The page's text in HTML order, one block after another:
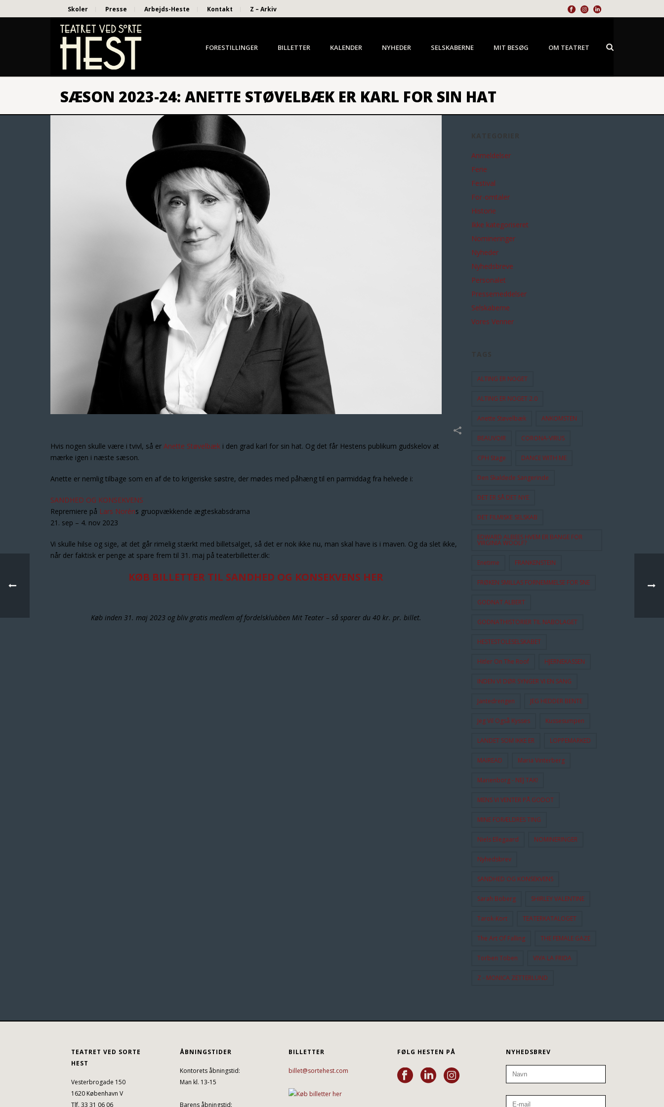
Skoler Presse Arbejds-Heste Kontakt Z – Arkiv
FORESTILLINGER BILLETTER KALENDER NYHEDER SELSKABERNE MIT BESØG OM TEATRET
SÆSON 2023-24: ANETTE STØVELBÆK ER KARL FOR SIN HAT
Hvis nogen skulle være i tvivl, så er Anette Støvelbæk i den grad karl for sin hat. Og det får Hestens publikum gudskelov at
mærke igen i næste sæson.
Anette er nemlig tilbage som en af de to krigeriske søstre, der mødes med påhæng til en parmiddag fra helvede i:
SANDHED OG KONSEKVENS
Repremiere på Lars Noréns gruopvækkende ægteskabsdrama
21. sep – 4. nov 2023
Vi skulle hilse og sige, at det går rimelig stærkt med billetsalget, så det er nok ikke nu, man skal have is i maven. Og da slet ikke,
når der faktisk er penge at spare frem til 31. maj på teaterbilletter.dk:
KØB BILLETTER TIL SANDHED OG KONSEKVENS HER
Køb inden 31. maj 2023 og bliv gratis medlem af fordelsklubben Mit Teater – så sparer du 40 kr. pr. billet.
Anmeldelser
Ferie
Festival
For-omtaler
Historie
Ikke kategoriseret
Nomineringer
Nyheder
Nyhedsbreve
Personalet
Pressemeddelser
Selskaberne
Vores Venner
ALTING ER NOGET
ALTING ER NOGET 2.0
Anette Støvelbæk ANKOMSTEN
BEAUVOIR CORONA-VIRUS
CPH Stage DANCE WITH ME
Den Skaldede Sangerinde
DET ER SÅ DET NYE
DET FILMISKE SELSKAB
EDWARD ALBEES HVEM ER BANGE FOR
VIRGINIA WOOLF?
Enetime FRANKENSTEIN
FRØKEN SMILLAS FORNEMMELSE FOR SNE
GODNAT ALBERT
GODNATHISTORIER TIL NABOLAGET
HESTESTOLESELSKABET
Hitler On The Roof HJERNEKASSEN
INDEN VI DØR SYNGER VI EN SANG
Jantedrengen JEG HEDDER BENTE
Jeg Vil Også Kysses Kussesumpen
LANDET SOM IKKE ER LOPPEMARKED
MAIREAD Maria Vinterberg
Marienborg - NEJ TAK!
MENS VI VENTER PÅ GODOT
MINE FORÆLDRES TING
Niels Ellegaard NOMINERINGER
Nyhedsbrev
SANDHED OG KONSEKVENS
Sarah Boberg SHIRLEY VALENTINE
Tarok-Kort TEATERKATALOGET
The Art Of Falling THE FEMALE GAZE
Torben Toben VIVA LA FRIDA
Z - MONICA ZETTERLUND
TEATRET VED SORTE
HEST
Vesterbrogade 150
1620 København V
Tlf. 33 31 06 06
ÅBNINGSTIDER
Kontorets åbningstid:
Man kl. 13-15
Barens åbningstid:
BILLETTER
billet@sortehest.com
FØLG HESTEN PÅ NYHEDSBREV